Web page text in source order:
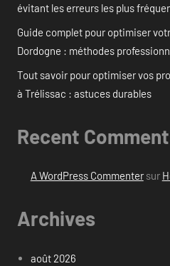
évitant les erreurs les plus
Guide complet pour optimiser
Dordogne : méthodes
Tout savoir pour optimiser vos
à Trélissac : astuces durables
Recent
A WordPress Commentersur
Archives
août 2026